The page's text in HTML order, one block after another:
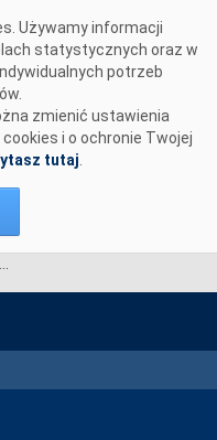
Używamy informacji
statystycznych oraz w
potrzeb
zmienić ustawienia
i o ochronie Twojej
tutaj
Rozpoczęcie wysyłania przez OSP dokumentów RDRUS, RHRUS, RHKRUS z wykorzystaniem systemu WIRE